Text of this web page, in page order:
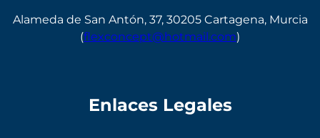
Alameda de San Antón, 37, 30205 Cartagena, Murcia
(flexconcept@hotmail.com)
Enlaces Legales